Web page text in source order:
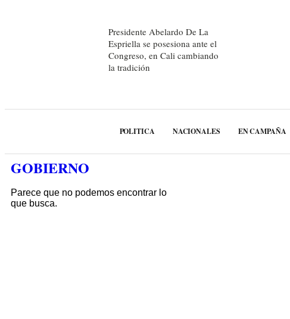
Presidente Abelardo De La
Espriella se posesiona ante el
Congreso, en Cali cambiando
la tradición
POLITICA NACIONALES EN CAMPAÑA
GOBIERNO
Parece que no podemos encontrar lo
que busca.